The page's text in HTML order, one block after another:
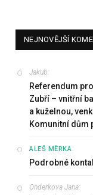
NEJNOVĚJŠÍ
Jakub:
Referendum
Zubří – vnitřní
a kuželnou,
Komunitní dům
ALEŠ MĚRKA:
Podrobné
Onderkova Jana: